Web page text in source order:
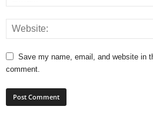
Save my name, email, and website in
comment.